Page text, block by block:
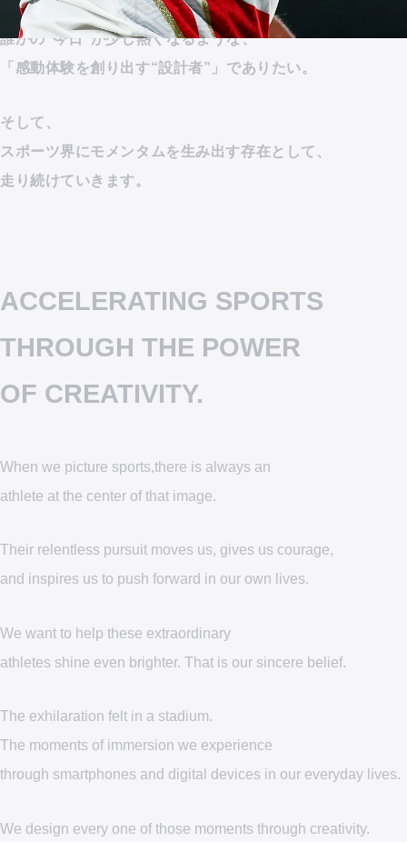
すべての領域において、
すべての領域において、
誰かの“今日”が少し熱くなるような、
誰かの“今日”が少し熱くなるような、
「感動体験を創り出す“設計者”」でありたい。
「感動体験を創り出す“設計者”」でありたい。
そして、
そして、
スポーツ界にモメンタムを生み出す存在として、
スポーツ界にモメンタムを生み出す存在として、
走り続けていきます。
走り続けていきます。
ACCELERATING SPORTS
ACCELERATING SPORTS
THROUGH THE POWER
THROUGH THE POWER
OF CREATIVITY.
OF CREATIVITY.
When we picture sports,there is always an
When we picture sports,there is always an
athlete at the center of that image.
athlete at the center of that image.
Their relentless pursuit moves us,
Their relentless pursuit moves us, gives us courage,
gives us courage,
and inspires us to push forward in our own
and inspires us to push forward in our own lives.
lives.
We want to help these extraordinary
We want to help these extraordinary
athletes shine even brighter.
athletes shine even brighter. That is our sincere belief.
That is our sincere belief.
The exhilaration felt in a stadium.
The exhilaration felt in a stadium.
The moments of immersion we experience
The moments of immersion we experience
through smartphones and digital devices in
through smartphones and digital devices in our everyday lives.
our everyday lives.
We design every one of those moments
We design every one of those moments through creativity.
through creativity.